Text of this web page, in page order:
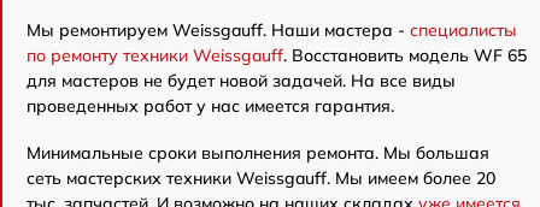
Мы ремонтируем Weissgauff. Наши мастера - специалисты
по ремонту техники Weissgauff. Восстановить модель WF 65
для мастеров не будет новой задачей. На все виды
проведенных работ у нас имеется гарантия.
Минимальные сроки выполнения ремонта. Мы большая
сеть мастерских техники Weissgauff. Мы имеем более 20